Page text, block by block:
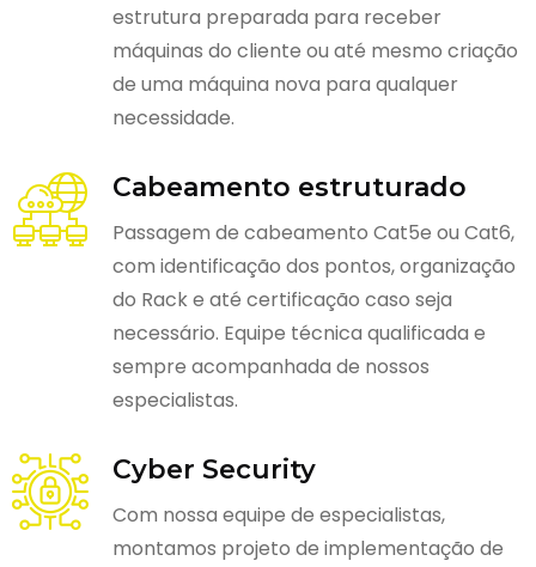
estrutura preparada para receber
máquinas do cliente ou até mesmo criação
de uma máquina nova para qualquer
necessidade.
Cabeamento estruturado
Passagem de cabeamento Cat5e ou Cat6,
com identificação dos pontos, organização
do Rack e até certificação caso seja
necessário. Equipe técnica qualificada e
sempre acompanhada de nossos
especialistas.
Cyber Security
Com nossa equipe de especialistas,
montamos projeto de implementação de